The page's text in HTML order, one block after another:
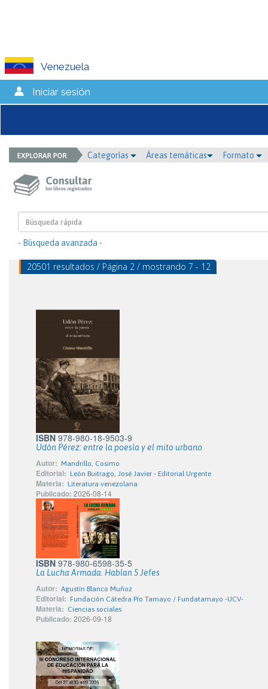
Venezuela
Iniciar sesión
Categorías Áreas temáticas Formato
- Búsqueda avanzada -
20501 resultados / Página 2 / mostrando 7 - 12
ISBN 978-980-18-9503-9
Udón Pérez: entre la poesía y el mito urbano
Autor: Mandrillo, Cosimo
Editorial: León Buitrago, José Javier - Editorial Urgente
Materia: Literatura venezolana
Publicado: 2026-08-14
ISBN 978-980-6598-35-5
La Lucha Armada. Hablan 5 Jefes
Autor: Agustín Blanco Muñoz
Editorial: Fundación Cátedra Pío Tamayo / Fundatamayo -UCV-
Materia: Ciencias sociales
Publicado: 2026-09-18